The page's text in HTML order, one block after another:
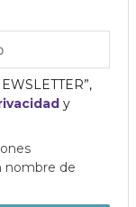
y
nombre de